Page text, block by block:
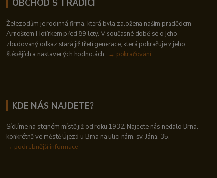
OBCHOD S TRADICÍ
Železodům je rodinná firma, která byla založena naším pradědem
Arnoštem Hofírkem před 89 lety. V současné době se o jeho
zbudovaný odkaz stará již třetí generace, která pokračuje v jeho
šlépějích a nastavených hodnotách.. → pokračování
KDE NÁS NAJDETE?
Sídlíme na stejném místě již od roku 1932. Najdete nás nedalo Brna,
konkrétně ve městě Újezd u Brna na ulici nám. sv. Jána, 35.
→ podrobnější informace